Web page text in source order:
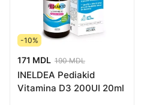
-10%
171 MDL 190 MDL
INELDEA Pediakid
Vitamina D3 200UI 20ml